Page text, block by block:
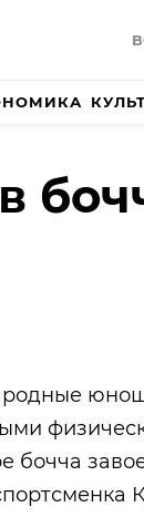
бочча